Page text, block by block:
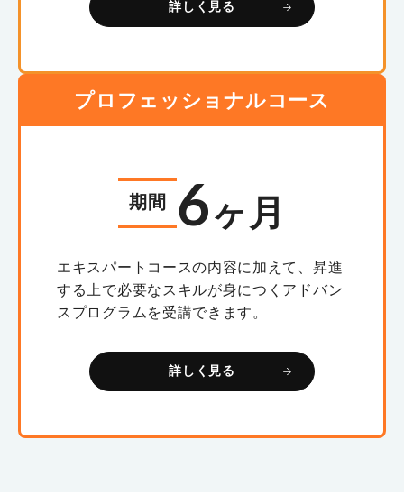
詳しく見る
プロフェッショナルコース
期間 6ヶ月
エキスパートコースの内容に加えて、昇進
する上で必要なスキルが身につくアドバン
スプログラムを受講できます。
詳しく見る